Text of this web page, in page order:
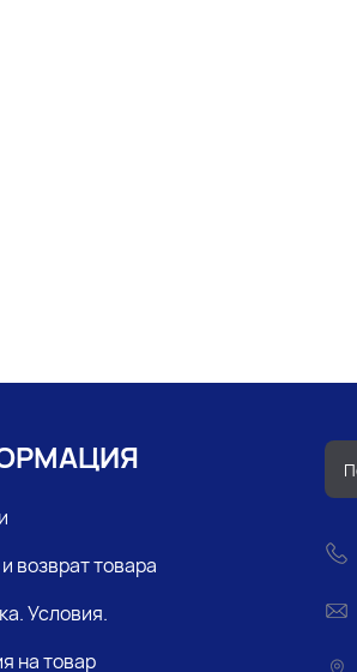
возврат товара
Условия.
на товар